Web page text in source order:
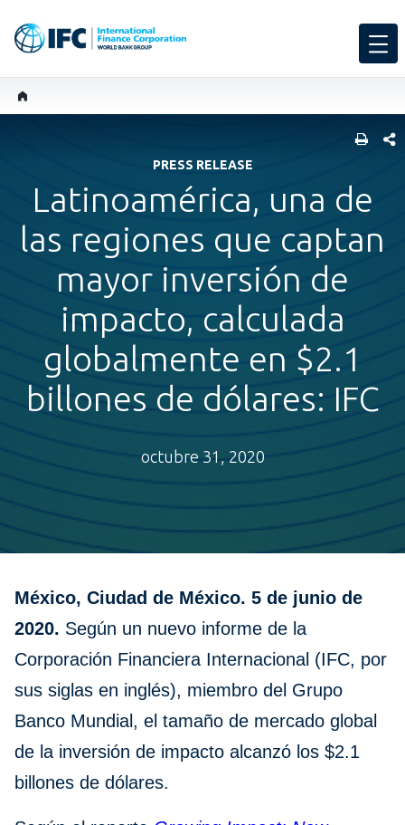
PRESS RELEASE
Latinoamérica, una de
las regiones que captan
mayor inversión de
impacto, calculada
globalmente en $2.1
billones de dólares: IFC
octubre 31, 2020
México, Ciudad de México. 5 de junio de
2020. Según un nuevo informe de la
Corporación Financiera Internacional (IFC, por
sus siglas en inglés), miembro del Grupo
Banco Mundial, el tamaño de mercado global
de la inversión de impacto alcanzó los $2.1
billones de dólares.